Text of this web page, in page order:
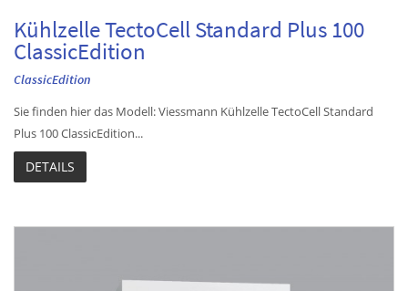
Kühlzelle TectoCell Standard Plus 100
ClassicEdition
ClassicEdition
Sie finden hier das Modell: Viessmann Kühlzelle TectoCell Standard
Plus 100 ClassicEdition...
DETAILS